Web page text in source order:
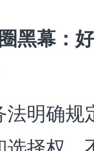
黑幕：
法明确规